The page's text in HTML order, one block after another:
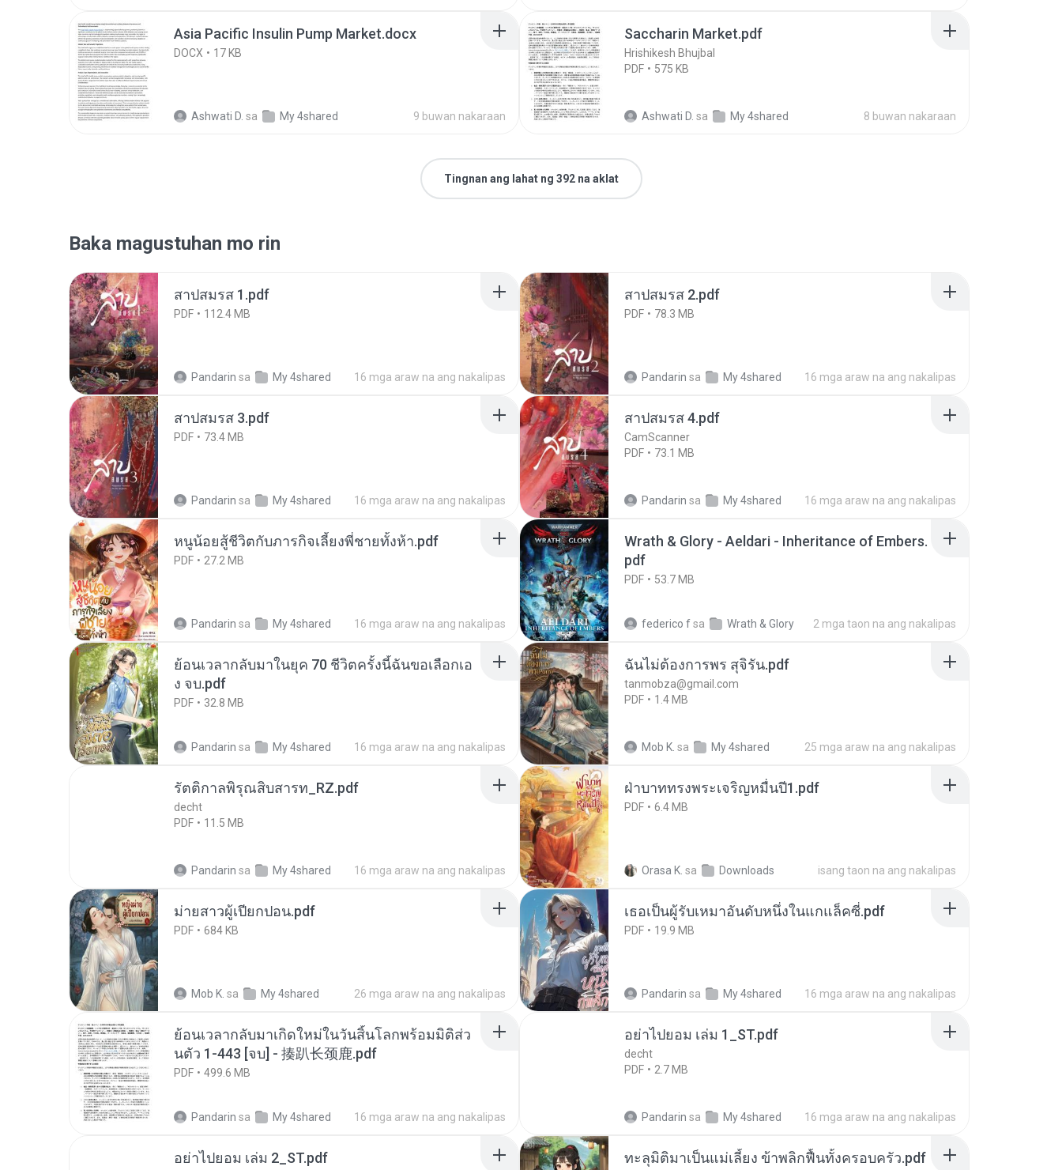
Asia Pacific Insulin Pump Market.docx
DOCX 17 KB
Ashwati D. sa My 4shared 9 buwan nakaraan
Saccharin Market.pdf
Hrishikesh Bhujbal
PDF
575 KB
Ashwati D. sa My 4shared 8 buwan nakaraan
Tingnan ang lahat ng 392 na aklat
Baka magustuhan mo rin
สาปสมรส 1.pdf
PDF 112.4 MB
Pandarin sa My 4shared 16 mga araw na ang nakalipas
สาปสมรส 2.pdf
PDF 78.3 MB
Pandarin sa My 4shared 16 mga araw na ang nakalipas
สาปสมรส 3.pdf
PDF 73.4 MB
Pandarin sa My 4shared 16 mga araw na ang nakalipas
สาปสมรส 4.pdf
CamScanner
PDF
73.1 MB
Pandarin sa My 4shared 16 mga araw na ang nakalipas
หนูน้อยสู้ชีวิตกับภารกิจเลี้ยงพี่ชายทั้งห้า.pdf
PDF 27.2 MB
Pandarin sa My 4shared 16 mga araw na ang nakalipas
Wrath & Glory - Aeldari - Inheritance of Embers.
pdf
PDF 53.7 MB
federico fsa Wrath & Glory 2 mga taon na ang nakalipas
ย้อนเวลากลับมาในยุค 70 ชีวิตครั้งนี้ฉันขอเลือกเอ
ง จบ.pdf
PDF 32.8 MB
Pandarin sa My 4shared 16 mga araw na ang nakalipas
ฉันไม่ต้องการพร สุจิรัน.pdf
tanmobza@gmail.com
PDF
1.4 MB
Mob K. sa My 4shared 25 mga araw na ang nakalipas
รัตติกาลพิรุณสิบสารท_RZ.pdf
decht
PDF
11.5 MB
Pandarin sa My 4shared 16 mga araw na ang nakalipas
ฝ่าบาททรงพระเจริญหมื่นปี1.pdf
PDF 6.4 MB
Orasa K. sa Downloads isang taon na ang nakalipas
ม่ายสาวผู้เปียกปอน.pdf
PDF 684 KB
Mob K. sa My 4shared 26 mga araw na ang nakalipas
เธอเป็นผู้รับเหมาอันดับหนึ่งในแกแล็คซี่.pdf
PDF 19.9 MB
Pandarin sa My 4shared 16 mga araw na ang nakalipas
ย้อนเวลากลับมาเกิดใหม่ในวันสิ้นโลกพร้อมมิติส่ว
นตัว 1-443 [จบ] - 揍趴长颈鹿.pdf
PDF 499.6 MB
Pandarin sa My 4shared 16 mga araw na ang nakalipas
อย่าไปยอม เล่ม 1_ST.pdf
decht
PDF
2.7 MB
Pandarin sa My 4shared 16 mga araw na ang nakalipas
อย่าไปยอม เล่ม 2_ST.pdf ทะลุมิติมาเป็นแม่เลี้ยง ข้าพลิกฟื้นทั้งครอบครัว.pdf